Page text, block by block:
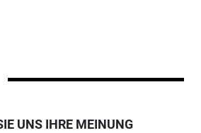
UNS IHRE MEINUNG